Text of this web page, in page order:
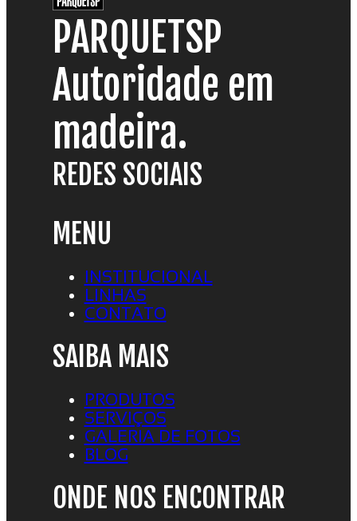
PARQUETSP
Autoridade em
madeira.
REDES SOCIAIS
MENU
INSTITUCIONAL
LINHAS
CONTATO
SAIBA MAIS
PRODUTOS
SERVIÇOS
GALERIA DE FOTOS
BLOG
ONDE NOS ENCONTRAR